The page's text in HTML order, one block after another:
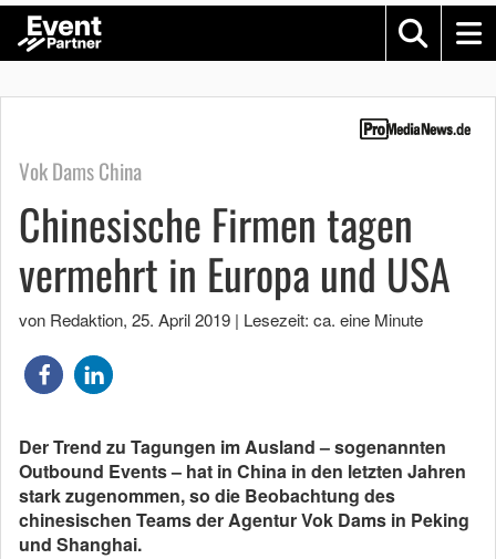
Vok Dams China
Chinesische Firmen tagen
vermehrt in Europa und USA
von Redaktion, 25. April 2019 | Lesezeit: ca. eine Minute
Der Trend zu Tagungen im Ausland – sogenannten
Outbound Events – hat in China in den letzten Jahren
stark zugenommen, so die Beobachtung des
chinesischen Teams der Agentur Vok Dams in Peking
und Shanghai.